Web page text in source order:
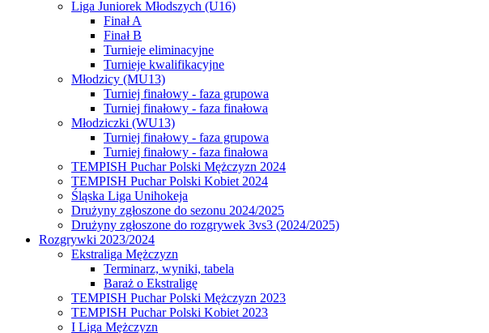
Liga Juniorek Młodszych (U16)
Finał A
Finał B
Turnieje eliminacyjne
Turnieje kwalifikacyjne
Młodzicy (MU13)
Turniej finałowy - faza grupowa
Turniej finałowy - faza finałowa
Młodziczki (WU13)
Turniej finałowy - faza grupowa
Turniej finałowy - faza finałowa
TEMPISH Puchar Polski Mężczyzn 2024
TEMPISH Puchar Polski Kobiet 2024
Śląska Liga Unihokeja
Drużyny zgłoszone do sezonu 2024/2025
Drużyny zgłoszone do rozgrywek 3vs3 (2024/2025)
Rozgrywki 2023/2024
Ekstraliga Mężczyzn
Terminarz, wyniki, tabela
Baraż o Ekstraligę
TEMPISH Puchar Polski Mężczyzn 2023
TEMPISH Puchar Polski Kobiet 2023
I Liga Mężczyzn